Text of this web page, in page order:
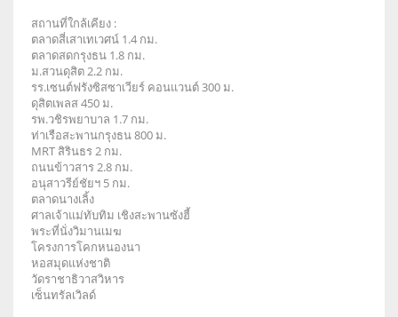
สถานที่ใกล้เคียง :
ตลาดสี่เสาเทเวศน์ 1.4 กม.
ตลาดสดกรุงธน 1.8 กม.
ม.สวนดุสิต 2.2 กม.
รร.เซนต์ฟรังซิสซาเวียร์ คอนแวนต์ 300 ม.
ดุสิตเพลส 450 ม.
รพ.วชิรพยาบาล 1.7 กม.
ท่าเรือสะพานกรุงธน 800 ม.
MRT สิรินธร 2 กม.
ถนนข้าวสาร 2.8 กม.
อนุสาวรีย์ชัยฯ 5 กม.
ตลาดนางเลิ้ง
ศาลเจ้าแม่ทับทิม เชิงสะพาน​ซังฮี้
พระที่นั่งวิมานเมฆ
โครงการโคกหนองนา
หอสมุดแห่งชาติ
วัดราชาธิวาสวิหาร
เซ็นทรัลเวิลด์